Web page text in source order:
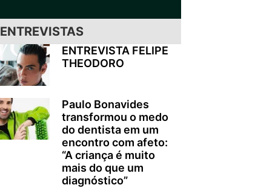
ENTREVISTAS
ENTREVISTA FELIPE
THEODORO
Paulo Bonavides
transformou o medo
do dentista em um
encontro com afeto:
“A criança é muito
mais do que um
diagnóstico”